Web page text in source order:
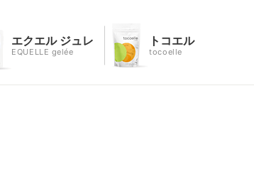
エクエル ジュレ
EQUELLE gelée
トコエル
tocoelle